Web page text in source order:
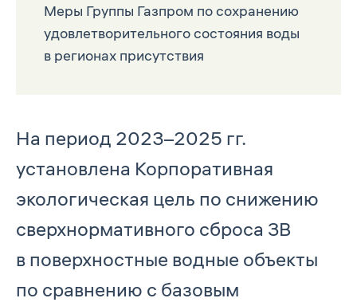
Меры Группы Газпром по сохранению
удовлетворительного состояния воды
в регионах присутствия
На период 2023–2025 гг.
установлена Корпоративная
экологическая цель по снижению
сверхнормативного сброса ЗВ
в поверхностные водные объекты
по сравнению с базовым